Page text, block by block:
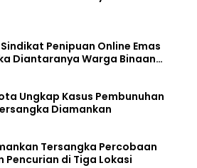
Penipuan Online Emas
Diantaranya Warga Binaan
Ungkap Kasus Pembunuhan
Diamankan
Tersangka Percobaan
Pencurian di Tiga Lokasi